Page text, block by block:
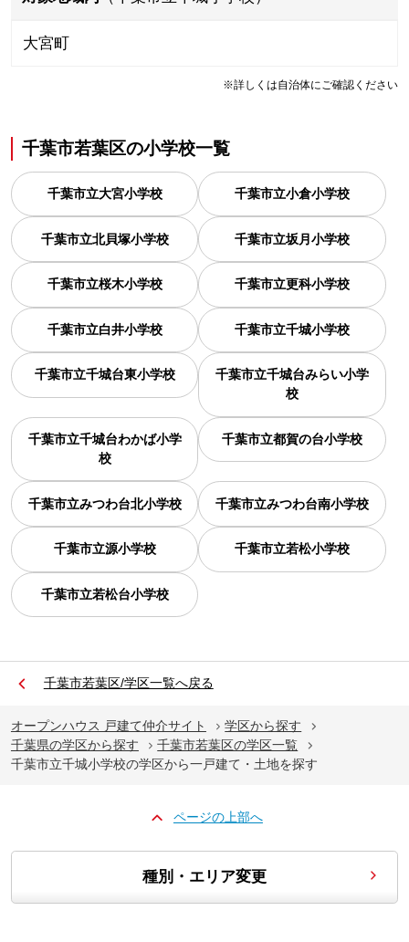
大宮町
※詳しくは自治体にご確認ください
千葉市若葉区の小学校一覧
千葉市立大宮小学校 千葉市立小倉小学校
千葉市立北貝塚小学校 千葉市立坂月小学校
千葉市立桜木小学校 千葉市立更科小学校
千葉市立白井小学校 千葉市立千城小学校
千葉市立千城台東小学校
千葉市立千城台みらい小学
校
千葉市立千城台わかば小学
校
千葉市立都賀の台小学校
千葉市立みつわ台北小学校 千葉市立みつわ台南小学校
千葉市立源小学校 千葉市立若松小学校
千葉市立若松台小学校
千葉市若葉区/学区一覧へ戻る
オープンハウス 戸建て仲介サイト
学区から探す
千葉県の学区から探す
千葉市若葉区の学区一覧
千葉市立千城小学校の学区から一戸建て・土地を探す
ページの上部へ
種別・エリア変更